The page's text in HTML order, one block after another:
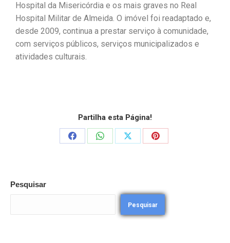
Hospital da Misericórdia e os mais graves no Real
Hospital Militar de Almeida. O imóvel foi readaptado e,
desde 2009, continua a prestar serviço à comunidade,
com serviços públicos, serviços municipalizados e
atividades culturais.
Partilha esta Página!
Pesquisar
Pesquisar